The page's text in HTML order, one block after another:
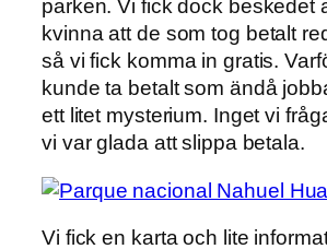
parken. Vi fick dock beskedet
kvinna att de som tog betalt
så vi fick komma in gratis.
kunde ta betalt som ändå
ett litet mysterium. Inget vi
vi var glada att slippa betala.
Vi fick en karta och lite